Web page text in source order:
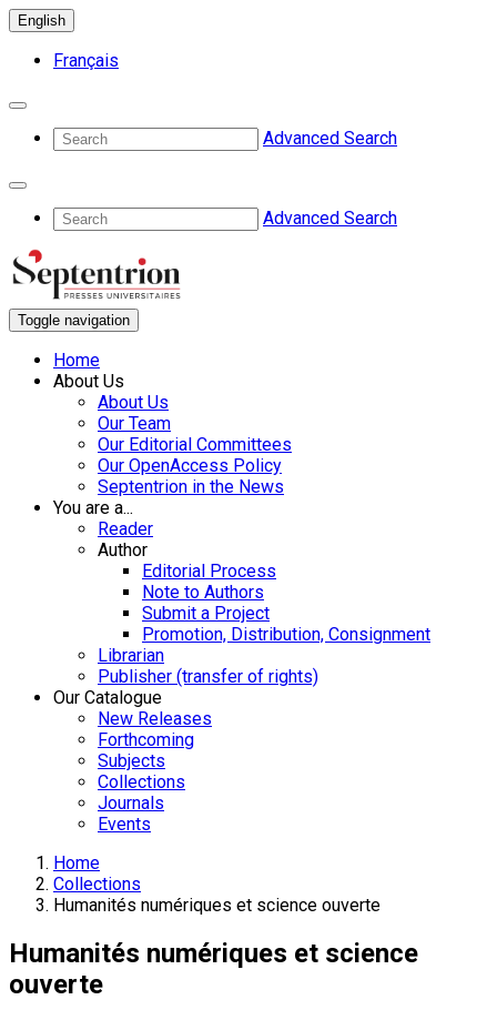
English
Français
Advanced Search
Advanced Search
Toggle navigation
Home
About Us
About Us
Our Team
Our Editorial Committees
Our OpenAccess Policy
Septentrion in the News
You are a...
Reader
Author
Editorial Process
Note to Authors
Submit a Project
Promotion, Distribution, Consignment
Librarian
Publisher (transfer of rights)
Our Catalogue
New Releases
Forthcoming
Subjects
Collections
Journals
Events
Home
Collections
Humanités numériques et science ouverte
Humanités numériques et science
ouverte